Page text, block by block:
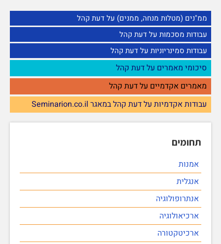
ממ"נים (מטלות מנחה, ממנים) על דעת קהל
עבודות מסכמות על דעת קהל
עבודות סמינריוניות על דעת קהל
סיכומי מאמרים על דעת קהל
מאמרים אקדמיים על דעת קהל
עבודות אקדמיות על דעת קהל במאגר Seminarion.co.il
תחומים
אמנות
אנגלית
אנתרופולוגיה
ארכיאולוגיה
ארכיטקטורה